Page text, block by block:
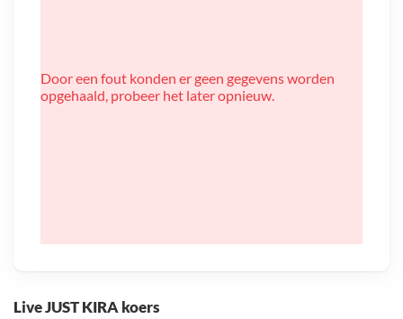
Live JUST KIRA koers
Door een fout konden er geen gegevens worden
opgehaald, probeer het later opnieuw.